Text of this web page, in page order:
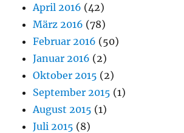
April 2016 (42)
März 2016 (78)
Februar 2016 (50)
Januar 2016 (2)
Oktober 2015 (2)
September 2015 (1)
August 2015 (1)
Juli 2015 (8)